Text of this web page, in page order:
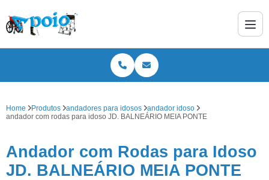
Home Produtos andadores para idosos
andador idoso
andador com rodas para idoso JD. BALNEÁRIO MEIA PONTE
Andador com Rodas para Idoso
JD. BALNEÁRIO MEIA PONTE